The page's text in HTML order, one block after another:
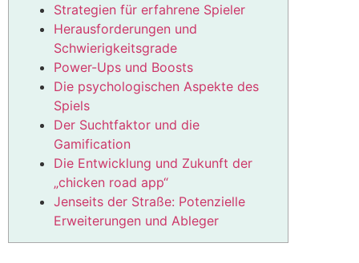
Strategien für erfahrene Spieler
Herausforderungen und
Schwierigkeitsgrade
Power-Ups und Boosts
Die psychologischen Aspekte des
Spiels
Der Suchtfaktor und die
Gamification
Die Entwicklung und Zukunft der
„chicken road app“
Jenseits der Straße: Potenzielle
Erweiterungen und Ableger